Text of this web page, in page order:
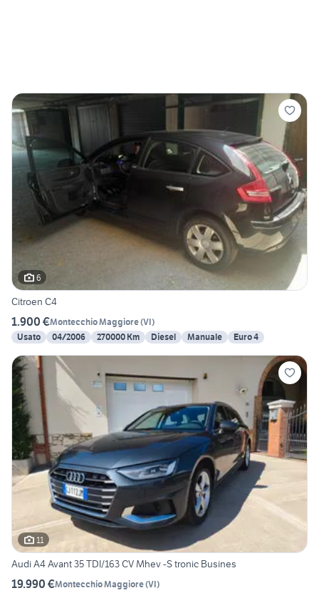
6
Citroen C4
1.900 €Montecchio Maggiore(VI)
Usato
04/2006 270000 Km Diesel Manuale Euro 4
11
Audi A4 Avant 35 TDI/163 CV Mhev -S tronic Busines
19.990 €Montecchio Maggiore(VI)